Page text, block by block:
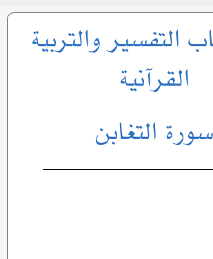
التفسير والتربية
القرآنية
سورة التغابن